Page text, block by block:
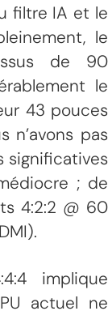
filtre IA et le
le
de 90
le
43 pouces
n’avons pas
significatives
; de
4:2:2 @ 60
implique
actuel ne